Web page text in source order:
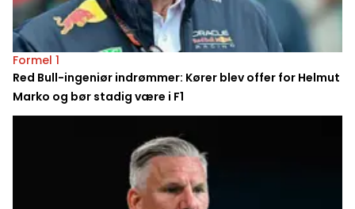
Formel 1
Red Bull-ingeniør indrømmer: Kører blev offer for Helmut
Marko og bør stadig være i F1